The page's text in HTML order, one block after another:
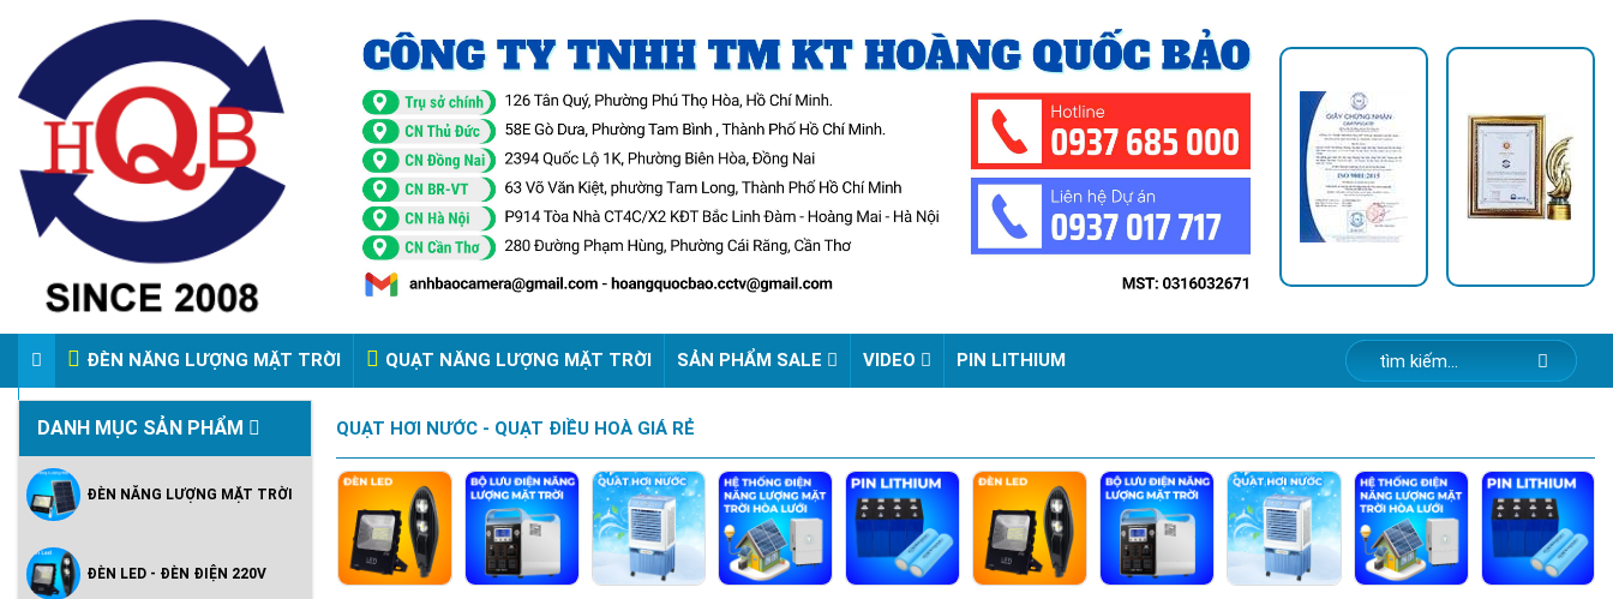
ĐÈN NĂNG LƯỢNG MẶT TRỜI QUẠT NĂNG LƯỢNG MẶT TRỜI SẢN PHẨM SALE VIDEO PIN LITHIUM
VIDEO ĐÈN PHA ĐIỆN 220V
DANH MỤC SẢN PHẨM
ĐÈN NĂNG LƯỢNG MẶT TRỜI
ĐÈN LED - ĐÈN ĐIỆN 220V
QUẠT HƠI NƯỚC - QUẠT ĐIỀU HOÀ GIÁ RẺ